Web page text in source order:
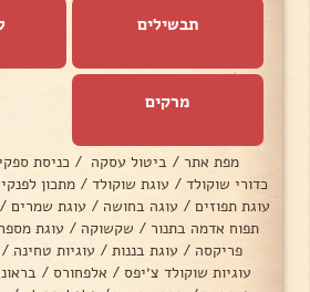
תבשילים
מרקים
מפת אתר / ביטול עסקה / כניסת
כדורי שוקולד / עוגת שוקולד / מתכון
עוגת תפוזים / עוגה בחושה / עוגת שמרים /
תפוח אדמה בתנור / שקשוקה / עוגת
פריקסה / עוגת בננות / עוגיות טחינה /
עוגיות שוקולד צ׳יפס / אלפחורס /